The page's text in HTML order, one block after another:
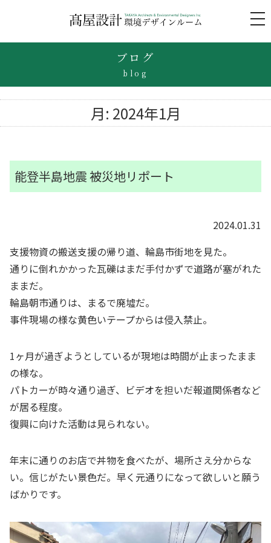
ブログ
blog
月: 2024年1月
能登半島地震 被災地リポート
2024.01.31
支援物資の搬送支援の帰り道、輪島市街地を見た。
通りに倒れかかった瓦礫はまだ手付かずで道路が塞がれた
ままだ。
輪島朝市通りは、まるで廃墟だ。
事件現場の様な黄色いテープからは侵入禁止。
1ヶ月が過ぎようとしているが現地は時間が止まったまま
の様な。
パトカーが時々通り過ぎ、ビデオを担いだ報道関係者など
が居る程度。
復興に向けた活動は見られない。
年末に通りのお店で丼物を食べたが、場所さえ分からな
い。信じがたい景色だ。早く元通りになって欲しいと願う
ばかりです。